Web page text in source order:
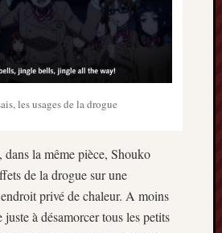
les usages de la drogue
dans la même pièce, Shouko
de la drogue sur une
privé de chaleur. A moins
juste à désamorcer tous les petits